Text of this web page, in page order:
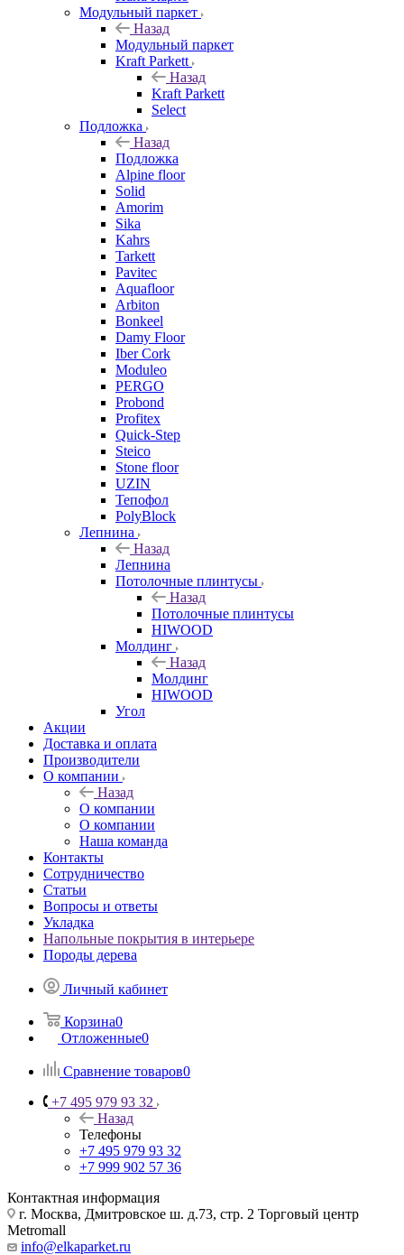
Модульный паркет
Назад
Модульный паркет
Kraft Parkett
Назад
Kraft Parkett
Select
Подложка
Назад
Подложка
Alpine floor
Solid
Amorim
Sika
Kahrs
Tarkett
Pavitec
Aquafloor
Arbiton
Bonkeel
Damy Floor
Iber Cork
Moduleo
PERGO
Probond
Profitex
Quick-Step
Steico
Stone floor
UZIN
Тепофол
PolyBlock
Лепнина
Назад
Лепнина
Потолочные плинтусы
Назад
Потолочные плинтусы
HIWOOD
Молдинг
Назад
Молдинг
HIWOOD
Угол
Акции
Доставка и оплата
Производители
О компании
Назад
О компании
О компании
Наша команда
Контакты
Сотрудничество
Статьи
Вопросы и ответы
Укладка
Напольные покрытия в интерьере
Породы дерева
Личный кабинет
Корзина0
Отложенные0
Сравнение товаров0
+7 495 979 93 32
Назад
Телефоны
+7 495 979 93 32
+7 999 902 57 36
Контактная информация
г. Москва, Дмитровское ш. д.73, стр. 2 Торговый центр
Metromall
info@elkaparket.ru